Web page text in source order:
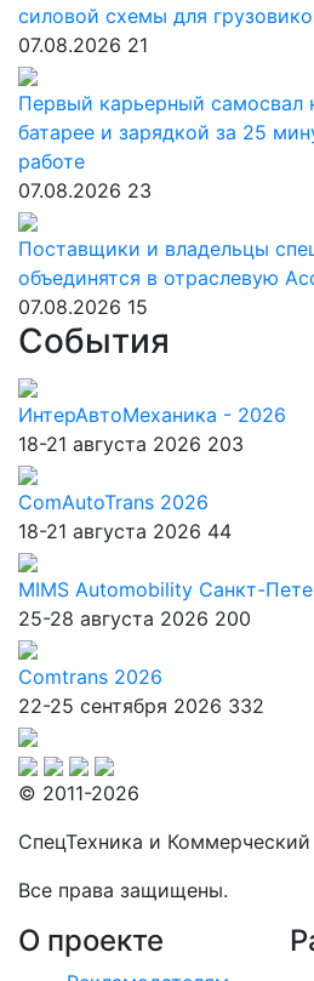
силовой схемы для
07.08.2026 21
Первый карьерный самосвал
батарее и зарядкой за 25
работе
07.08.2026 23
Поставщики и владельцы
объединятся в отраслевую
07.08.2026 15
События
ИнтерАвтоМеханика - 2026
18-21 августа 2026 203
ComAutoTrans 2026
18-21 августа 2026 44
MIMS Automobility Санкт-
25-28 августа 2026 200
Comtrans 2026
22-25 сентября 2026 332
© 2011-2026
СпецТехника и Коммерческий
Все права защищены.
О проекте